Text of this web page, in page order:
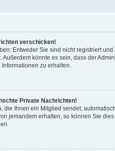
verschicken!
Entweder Sie sind nicht registriert
Außerdem könnte es sein, dass der
zu erhalten.
Private Nachrichten!
die Ihnen ein Mitglied sendet,
jemandem erhalten, so können Sie